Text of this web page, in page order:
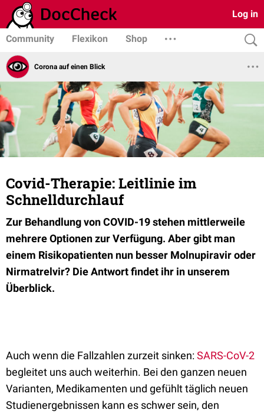
Log in
Community Flexikon Shop
Corona auf einen Blick
Covid-Therapie: Leitlinie im
Schnelldurchlauf
Zur Behandlung von COVID-19 stehen mittlerweile
mehrere Optionen zur Verfügung. Aber gibt man
einem Risikopatienten nun besser Molnupiravir oder
Nirmatrelvir? Die Antwort findet ihr in unserem
Überblick.
Auch wenn die Fallzahlen zurzeit sinken:SARS-CoV-2
begleitet uns auch weiterhin. Bei den ganzen neuen
Varianten, Medikamenten und gefühlt täglich neuen
Studienergebnissen kann es schwer sein, den